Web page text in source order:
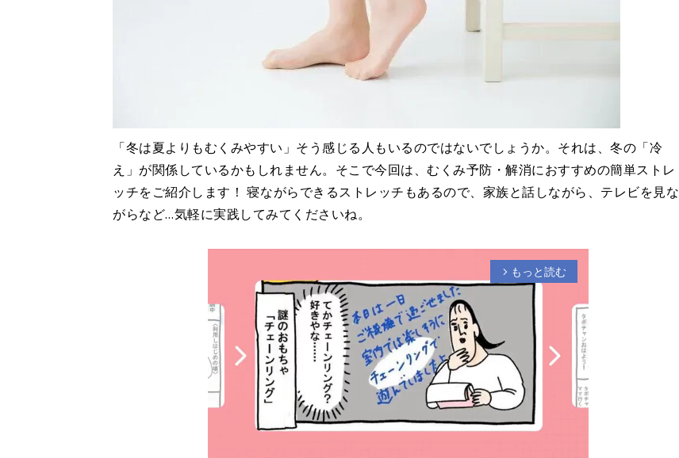
「冬は夏よりもむくみやすい」そう感じる人もいるのではないでしょうか。それは、冬の「冷
え」が関係しているかもしれません。そこで今回は、むくみ予防・解消におすすめの簡単ストレ
ッチをご紹介します！ 寝ながらできるストレッチもあるので、家族と話しながら、テレビを見な
がらなど…気軽に実践してみてくださいね。
arrow_forward_ios もっと読む